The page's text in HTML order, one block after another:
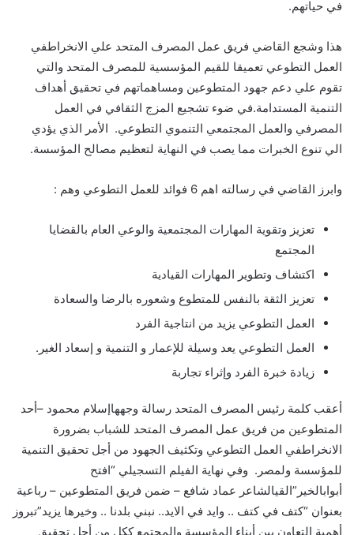
في حياتهم.
هذا وشجع القاضي فريق عمل المصرف المتحد علي الانخراطفي
العمل التطوعي تعميقا للقيم المؤسسية للمصرف المتحد والتي
تقوم علي دعم جهود المتطوعين ومساهماتهم في تحقيق أهداف
التنمية المستدامة.في ضوء تشجيع المزج الثقافي في العمل
المصرفي والعمل المجتمعي التنموي التطوعي. الأمر الذي يؤدي
الي تنوع الخبرات مما يصب في النهاية لتعظيم مصالح المؤسسة.
وابرز القاضي في رسالته اهم 6 فوائد للعمل التطوعي وهم :
تعزيز وتقوية المهارات المجتمعية والوعي العام بالقضايا
المجتمع
اكتشاف وتطوير المهارات القيادية
تعزيز الثقة بالنفس للمتطوع وشعوره بالرضا والسعادة
العمل التطوعي يزيد من انتاجية الفرد
العمل التطوعي يعد وسيلة للإعمار و التنمية و إسعاد الغير.
زيادة خبرة الفرد وإثراء تجاربة
أعقب كلمة رئيس المصرف المتحد رسالة وجههاإسلام محمود –أحد
المتطوعين من فريق عمل المصرف المتحد للشباب بضرورة
الانخراطفي العمل التطوعي وتكثيف الجهود من أجل تحقيق التنمية
للمؤسسة ولمصر. وفي نهاية الفيلم التسجيلي “افتح
أبوابالخير”القيالشاعر عماد شافع – ضمن فريق المتطوعين – رباعية
بعنوان “كتف في كتف .. وايد في الايد.. نبني بلدنا .. وخيرها يزيد”تبروز
أهمية التعاون بين أبناء المؤسسة والمجتمع ككل من أجل تحقيق